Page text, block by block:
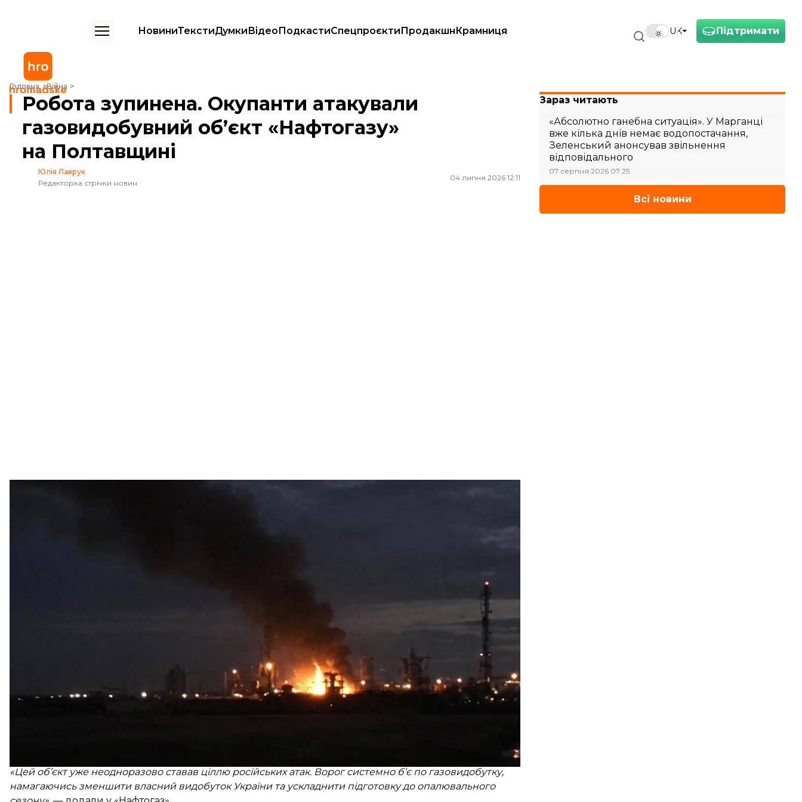
Підтримати
UK
НовиниТекстиДумкиВідеоПодкастиСпецпроєктиПродакшнКрамниця
Головна Війна
Робота зупинена. Окупанти атакували газовидобувний об’єкт «Нафтогазу» на Полтавщині
Робота зупинена. Окупанти атакували
газовидобувний об’єкт «Нафтогазу»
на Полтавщині
Юлія Лаврук
Редакторка стрічки новин
04 липня 2026 12:11
«Цей об’єкт уже неодноразово ставав ціллю російських атак. Ворог системно б’є по газовидобутку,
намагаючись зменшити власний видобуток України та ускладнити підготовку до опалювального
Зараз читають
«Абсолютно ганебна ситуація». У Марганці
вже кілька днів немає водопостачання,
Зеленський анонсував звільнення
відповідального
07 серпня 2026 07:25
Всі новини